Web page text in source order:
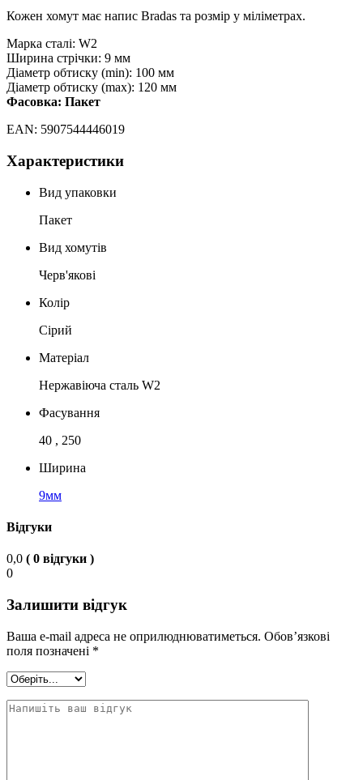
Кожен хомут має напис Bradas та розмір у міліметрах.
Марка сталі: W2
Ширина стрічки: 9 мм
Діаметр обтиску (min): 100 мм
Діаметр обтиску (max): 120 мм
Фасовка: Пакет
EAN: 5907544446019
Характеристики
Вид упаковки
Пакет
Вид хомутів
Черв'якові
Колір
Сірий
Матеріал
Нержавіюча сталь W2
Фасування
40 , 250
Ширина
9мм
Відгуки
0,0 ( 0 відгуки )
0
Залишити відгук
Ваша e-mail адреса не оприлюднюватиметься. Обов’язкові
поля позначені *